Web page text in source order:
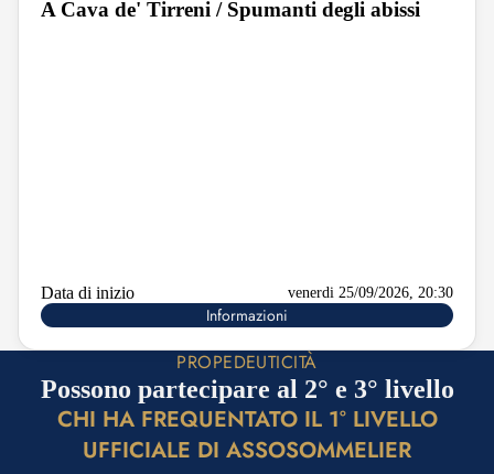
A Cava de' Tirreni / Spumanti degli abissi
Data di inizio venerdi 25/09/2026, 20:30
Informazioni
PROPEDEUTICITÀ
Possono partecipare al 2° e 3° livello
CHI HA FREQUENTATO IL 1° LIVELLO
UFFICIALE DI ASSOSOMMELIER